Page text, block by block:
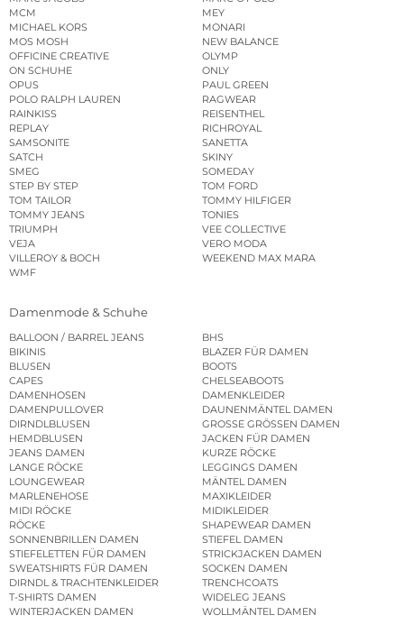
MCM
MEY
MICHAEL KORS
MONARI
MOS MOSH
NEW BALANCE
OFFICINE CREATIVE
OLYMP
ON SCHUHE
ONLY
OPUS
PAUL GREEN
POLO RALPH LAUREN
RAGWEAR
RAINKISS
REISENTHEL
REPLAY
RICHROYAL
SAMSONITE
SANETTA
SATCH
SKINY
SMEG
SOMEDAY
STEP BY STEP
TOM FORD
TOM TAILOR
TOMMY HILFIGER
TOMMY JEANS
TONIES
TRIUMPH
VEE COLLECTIVE
VEJA
VERO MODA
VILLEROY & BOCH
WEEKEND MAX MARA
WMF
Damenmode & Schuhe
BALLOON / BARREL JEANS
BHS
BIKINIS
BLAZER FÜR DAMEN
BLUSEN
BOOTS
CAPES
CHELSEABOOTS
DAMENHOSEN
DAMENKLEIDER
DAMENPULLOVER
DAUNENMÄNTEL DAMEN
DIRNDLBLUSEN
GROSSE GRÖSSEN DAMEN
HEMDBLUSEN
JACKEN FÜR DAMEN
JEANS DAMEN
KURZE RÖCKE
LANGE RÖCKE
LEGGINGS DAMEN
LOUNGEWEAR
MÄNTEL DAMEN
MARLENEHOSE
MAXIKLEIDER
MIDI RÖCKE
MIDIKLEIDER
RÖCKE
SHAPEWEAR DAMEN
SONNENBRILLEN DAMEN
STIEFEL DAMEN
STIEFELETTEN FÜR DAMEN
STRICKJACKEN DAMEN
SWEATSHIRTS FÜR DAMEN
SOCKEN DAMEN
DIRNDL & TRACHTENKLEIDER
TRENCHCOATS
T-SHIRTS DAMEN
WIDELEG JEANS
WINTERJACKEN DAMEN
WOLLMÄNTEL DAMEN